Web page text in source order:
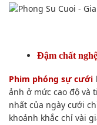
Đậm chất
Phim phóng sự cưới
ảnh ở mức cao độ và
nhất của ngày cưới
khoảnh khắc chỉ vài